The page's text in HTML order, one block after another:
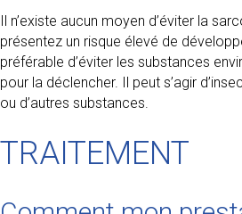
Il n’existe aucun moyen d’éviter la
présentez un risque élevé de
préférable d’éviter les substances
pour la déclencher. Il peut s’agir
ou d’autres substances.
TRAITEMENT